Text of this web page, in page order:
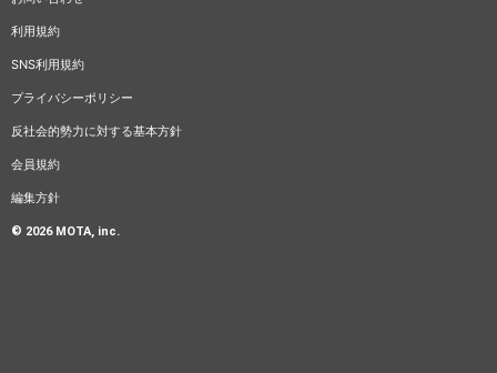
利用規約
SNS利用規約
プライバシーポリシー
反社会的勢力に対する基本方針
会員規約
編集方針
© 2026 MOTA, inc.